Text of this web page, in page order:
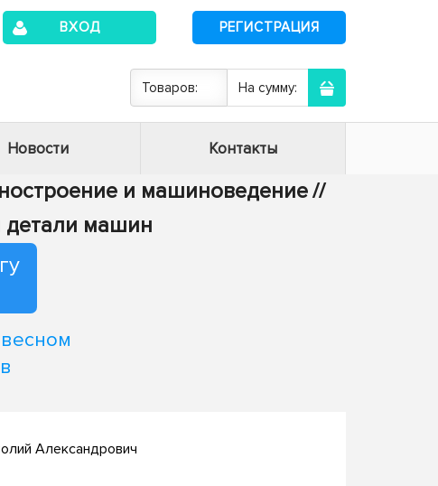
ВХОД РЕГИСТРАЦИЯ
Товаров: На сумму:
Новости Контакты
и машиноведение//
детали машин
Александрович